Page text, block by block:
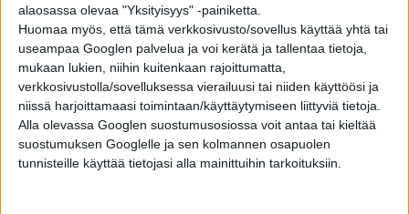
alaosassa olevaa "Yksityisyys" -painiketta.
Huomaa myös, että tämä verkkosivusto/sovellus käyttää yhtä tai
useampaa Googlen palvelua ja voi kerätä ja tallentaa tietoja,
mukaan lukien, niihin kuitenkaan rajoittumatta,
verkkosivustolla/sovelluksessa vierailuusi tai niiden käyttöösi ja
niissä harjoittamaasi toimintaan/käyttäytymiseen liittyviä tietoja.
Alla olevassa Googlen suostumusosiossa voit antaa tai kieltää
suostumuksen Googlelle ja sen kolmannen osapuolen
tunnisteille käyttää tietojasi alla mainittuihin tarkoituksiin.
ELÄMÄNTAPA 4 vuotta sitten
Top 10 vanhimmat yleisurheilun
maailmanennätykset – tullaanko näitä koskaan
rikkomaan?